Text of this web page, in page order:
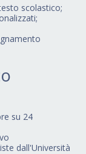
scolastico;
su 24
dall'Università